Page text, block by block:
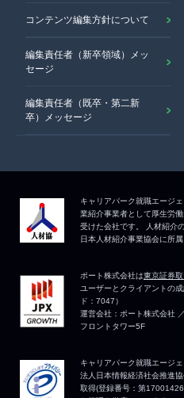
コンテンツ編集方針について
編集責任者（新卒領域）メッ
セージ
編集責任者（既卒・第二新
卒）メッセージ